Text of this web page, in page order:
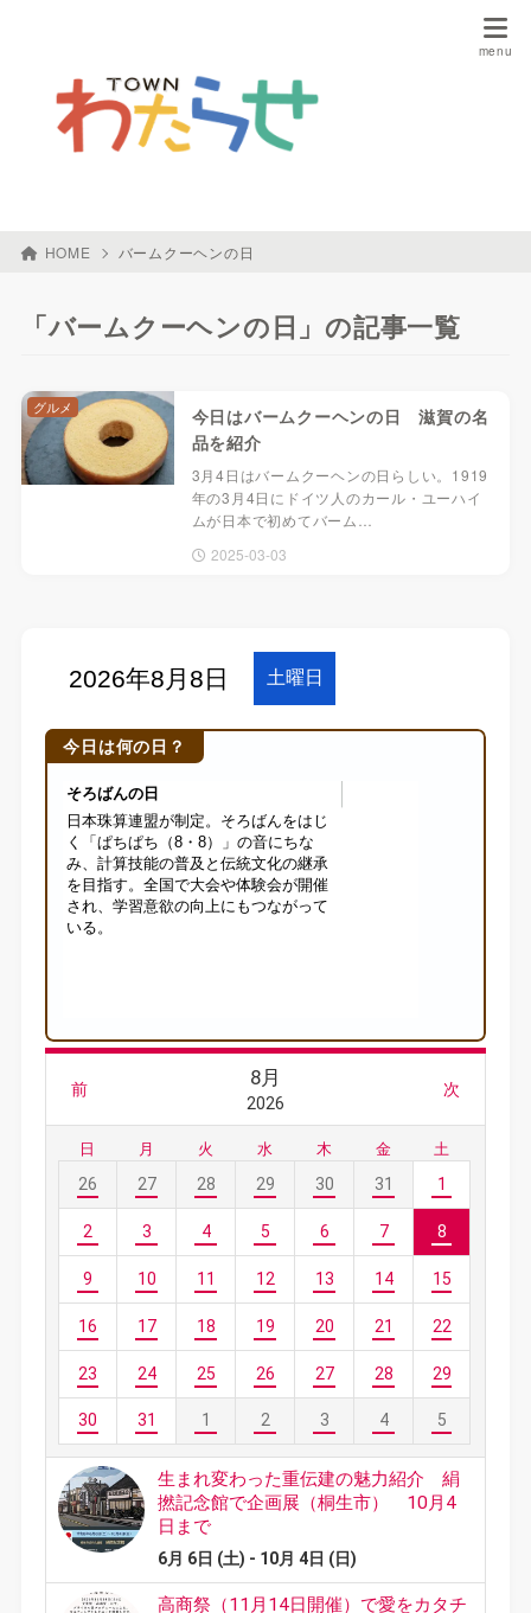
HOME バームクーヘンの日
「バームクーヘンの日」の記事一覧
今日はバームクーヘンの日 滋賀の名
品を紹介
3月4日はバームクーヘンの日らしい。1919
年の3月4日にドイツ人のカール・ユーハイ
ムが日本で初めてバーム…
2025-03-03
グルメ
今日は何の日？